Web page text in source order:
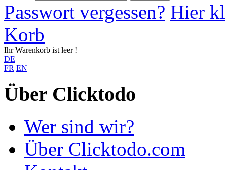
Passwort vergessen? Hier
Korb
Ihr Warenkorb ist leer !
DE
FR EN
Über Clicktodo
Wer sind wir?
Über Clicktodo.com